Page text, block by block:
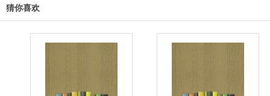
猜你喜欢